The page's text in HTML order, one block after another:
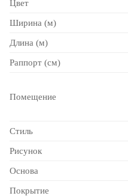
Цвет
Ширина (м)
Длина (м)
Раппорт (см)
Помещение
Стиль
Рисунок
Основа
Покрытие